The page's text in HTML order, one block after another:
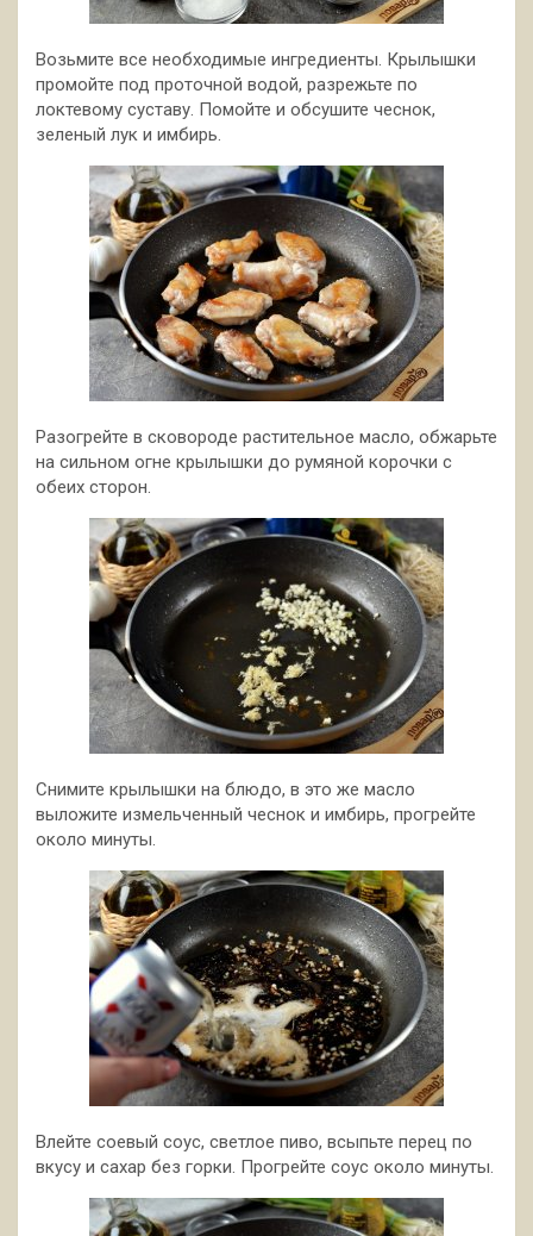
Возьмите все необходимые ингредиенты. Крылышки
промойте под проточной водой, разрежьте по
локтевому суставу. Помойте и обсушите чеснок,
зеленый лук и имбирь.
Разогрейте в сковороде растительное масло, обжарьте
на сильном огне крылышки до румяной корочки с
обеих сторон.
Снимите крылышки на блюдо, в это же масло
выложите измельченный чеснок и имбирь, прогрейте
около минуты.
Влейте соевый соус, светлое пиво, всыпьте перец по
вкусу и сахар без горки. Прогрейте соус около минуты.